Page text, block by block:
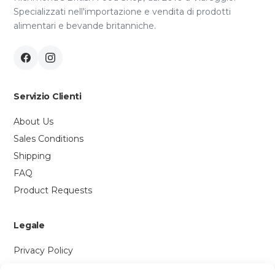
Specializzati nell'importazione e vendita di prodotti
alimentari e bevande britanniche.
Servizio Clienti
About Us
Sales Conditions
Shipping
FAQ
Product Requests
Legale
Privacy Policy